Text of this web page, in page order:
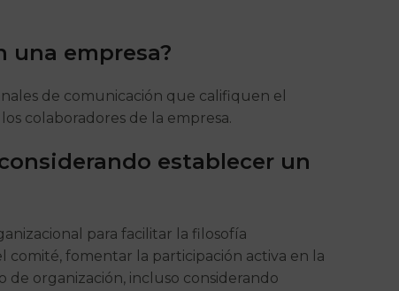
una empresa?
de comunicación que califiquen el
colaboradores de la empresa.
establecer un
para facilitar la filosofía
fomentar la participación activa en la
de organización, incluso considerando